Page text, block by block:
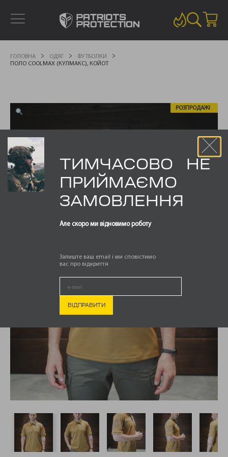
ГОЛОВНА ОДЯГ
ФУТБОЛКИ
ПОЛО COOLMAX (КУЛМАКС), КОЙОТ
РОЗПРОДАЖ!
ТИМЧАСОВО НЕ
ПРИЙМАЄМО
ЗАМОВЛЕННЯ
Але скоро ми відновимо роботу
Залиште ваш email і ми сповістимо
вас про відкриття